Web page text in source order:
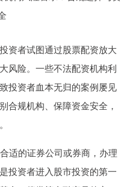
资者试图通过股票配资放大
风险。一些不法配资机构利
投资者血本无归的案例屡见
合规机构、保障资金安全，
适的证券公司或券商，办理
投资者进入股市投资的第一